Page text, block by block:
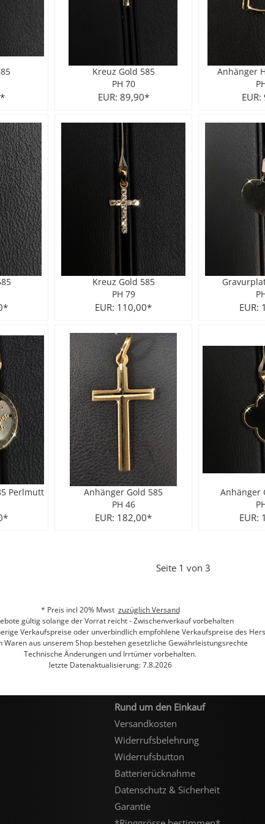
Kreuz Gold 585
PH 70
EUR: 89,90*
Anhänger
Kreuz Gold 585
PH 79
EUR: 110,00* EUR:
Perlmutt
Anhänger Gold 585
PH 46
EUR: 182,00*
Anhänger
EUR:
Seite 1 von 3
* Preis incl 20% Mwst zuzüglich Versand
gültig solange der Vorrat reicht - Zwischenverkauf vorbehalten
Verkaufspreise oder unverbindlich empfohlene Verkaufspreise des
Waren aus unserem Shop bestehen gesetzliche Gewährleistungsrechte
Technische Änderungen und Irrtümer vorbehalten.
letzte Datenaktualisierung: 7.8.2026
Rund um den Einkauf
Versandkosten
Widerrufsbelehrung
Widerrufsbutton
Batterierücknahme
Datenschutz & Sicherheit
Garantie